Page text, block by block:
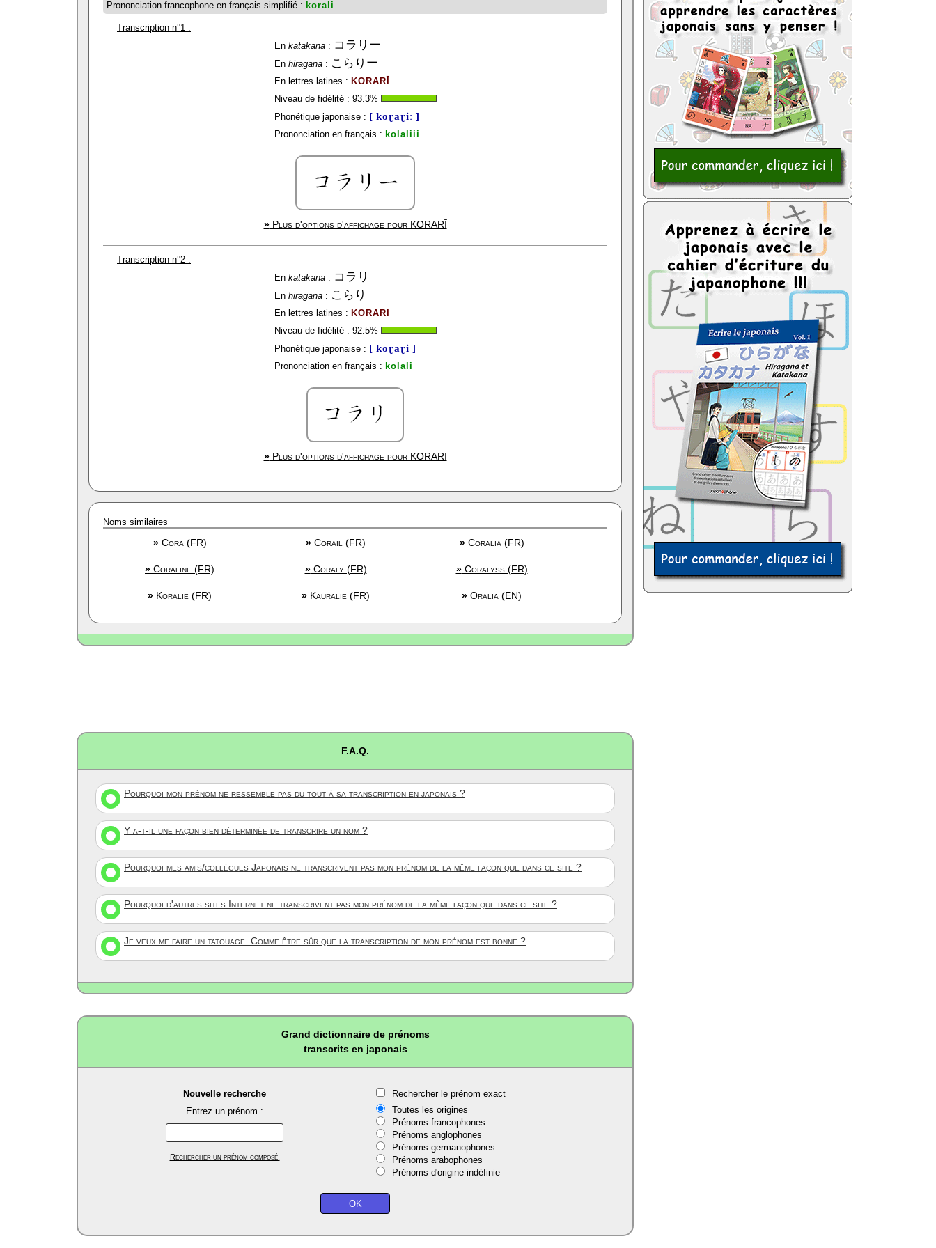
Prononciation francophone en français simplifié : korali
Transcription n°1 :
En katakana: コラリー
En hiragana: こらりー
En lettres latines : KORARĪ
Niveau de fidélité : 93.3%
Phonétique japonaise : [ koɽaɽiː ]
Prononciation en français : kolaliii
»Plus d'options d'affichage pourKORARĪ
Transcription n°2 :
En katakana: コラリ
En hiragana: こらり
En lettres latines : KORARI
Niveau de fidélité : 92.5%
Phonétique japonaise : [ koɽaɽi ]
Prononciation en français : kolali
»Plus d'options d'affichage pourKORARI
Noms similaires
»Cora (FR) » Corail (FR) »Coralia (FR)
» Coraline (FR) »Coraly (FR) »Coralyss (FR)
» Koralie (FR) » Kauralie (FR) » Oralia (EN)
F.A.Q.
Pourquoi mon prénom ne ressemble pas du tout à sa transcription en japonais ?
Y a-t-il une façon bien déterminée de transcrire un nom ?
Pourquoi mes amis/collègues Japonais ne transcrivent pas mon prénom de la même façon que dans ce site ?
Pourquoi d'autres sites Internet ne transcrivent pas mon prénom de la même façon que dans ce site ?
Je veux me faire un tatouage. Comme être sûr que la transcription de mon prénom est bonne ?
Grand dictionnaire de prénoms
transcrits en japonais
Nouvelle recherche
Entrez un prénom :
Rechercher un prénom composé.
Rechercher le prénom exact
Toutes les origines
Prénoms francophones
Prénoms anglophones
Prénoms germanophones
Prénoms arabophones
Prénoms d'origine indéfinie